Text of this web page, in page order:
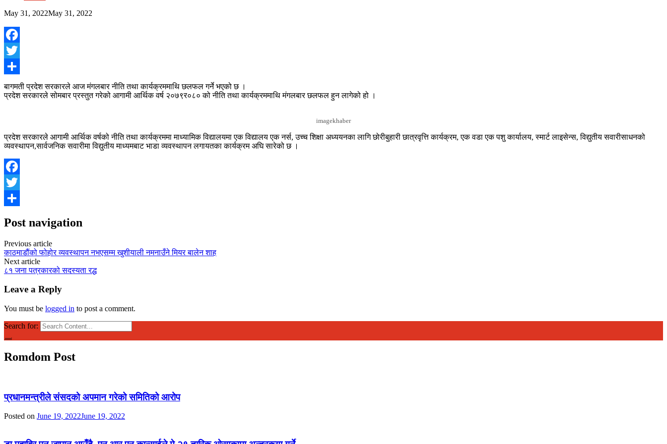
May 31, 2022May 31, 2022
Facebook
Twitter
Share
बागमती प्रदेश सरकारले आज मंगलबार नीति तथा कार्यक्रममाथि छलफल गर्ने भएको छ ।
प्रदेश सरकारले सोमबार प्रस्तुत गरेको आगामी आर्थिक वर्ष २०७९र०८० को नीति तथा कार्यक्रममाथि मंगलबार छलफल हुन लागेको हो ।
imagekhaber
प्रदेश सरकारले आगामी आर्थिक वर्षको नीति तथा कार्यक्रममा माध्यामिक विद्यालयमा एक विद्यालय एक नर्स, उच्च शिक्षा अध्ययनका लागि छोरीबुहारी छात्रवृत्ति कार्यक्रम, एक वडा एक पशु कार्यालय, स्मार्ट लाइसेन्स, विद्युतीय सवारीसाधनको
व्यवस्थापन,सार्वजनिक सवारीमा विद्युतीय माध्यमबाट भाडा व्यवस्थापन लगायतका कार्यक्रम अघि सारेको छ ।
Facebook
Twitter
Post navigation
Previous article
काठमाडौंको फोहोर व्यवस्थापन नभएसम्म खुशीयाली नमनाउँने मियर बालेन शाह
Next article
८१ जना पत्रकारको सदस्यता रद्ध
Leave a Reply
You must be logged in to post a comment.
Search for:
Romdom Post
प्रधानमन्त्रीले संसदको अपमान गरेको समितिको आरोप
Posted on June 19, 2022June 19, 2022